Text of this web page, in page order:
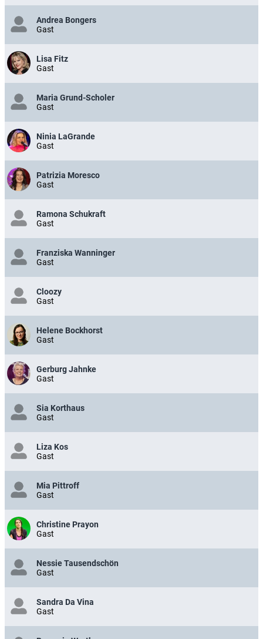
Andrea Bongers
Gast
Lisa Fitz
Gast
Maria Grund-Scholer
Gast
Ninia LaGrande
Gast
Patrizia Moresco
Gast
Ramona Schukraft
Gast
Franziska Wanninger
Gast
Cloozy
Gast
Helene Bockhorst
Gast
Gerburg Jahnke
Gast
Sia Korthaus
Gast
Liza Kos
Gast
Mia Pittroff
Gast
Christine Prayon
Gast
Nessie Tausendschön
Gast
Sandra Da Vina
Gast